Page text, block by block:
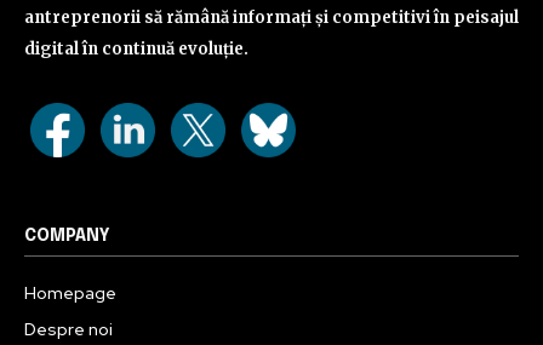
antreprenorii să rămână informați și competitivi în peisajul
digital în continuă evoluție.
COMPANY
Homepage
Despre noi